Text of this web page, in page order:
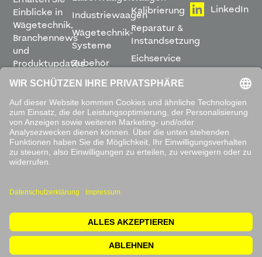
Einblicke in
Wägetechnik,
Branchennews
und
Produktupdates
direkt in
Ihren
Posteingang.
ABONNIEREN
Sie unsere
Datenschutzbestimmungen
Industriewaagen
Wägetechnik-
Systeme
Zubehör
Software
Kalibrierung
Reparatur &
Instandsetzung
Eichservice
Montage &
Inbetriebnahme
Leihwaagen
&
Mietservice
LinkedIn